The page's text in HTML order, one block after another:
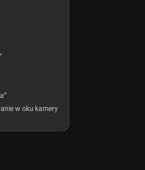
w oku kamery